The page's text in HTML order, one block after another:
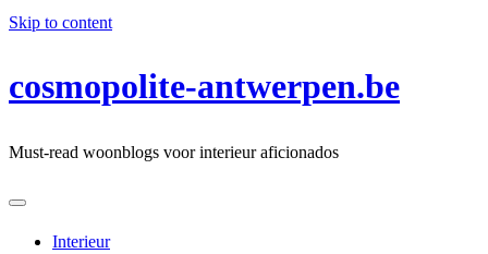
Skip to content
cosmopolite-antwerpen.be
Must-read woonblogs voor interieur aficionados
Interieur